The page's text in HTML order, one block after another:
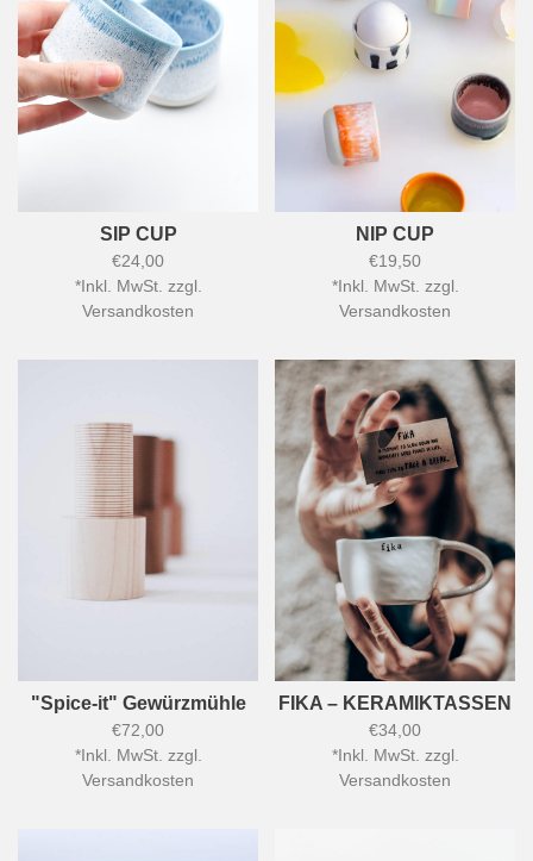
SIP CUP
€24,00
*Inkl. MwSt. zzgl.
Versandkosten
NIP CUP
€19,50
*Inkl. MwSt. zzgl.
Versandkosten
"Spice-it" Gewürzmühle
€72,00
*Inkl. MwSt. zzgl.
Versandkosten
FIKA – KERAMIKTASSEN
€34,00
*Inkl. MwSt. zzgl.
Versandkosten